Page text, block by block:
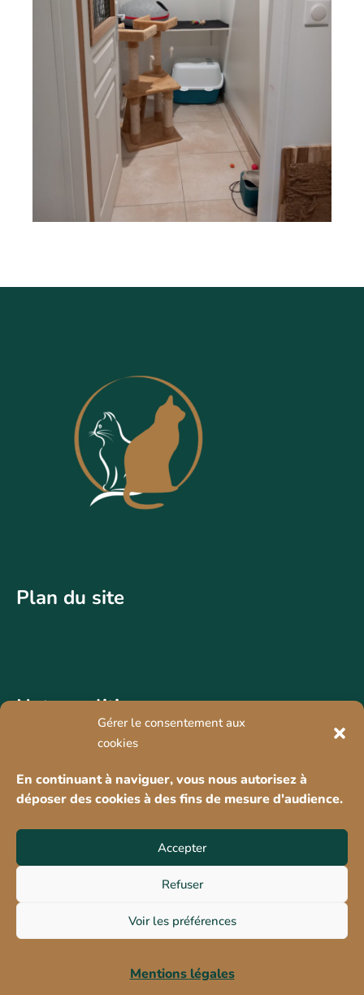
Gérer le consentement aux
cookies
En continuant à naviguer, vous nous autorisez à
déposer des cookies à des fins de mesure d'audience.
Accepter
Refuser
Voir les préférences
Mentions légales
Plan du site
Notre politique
et activer ce contenu